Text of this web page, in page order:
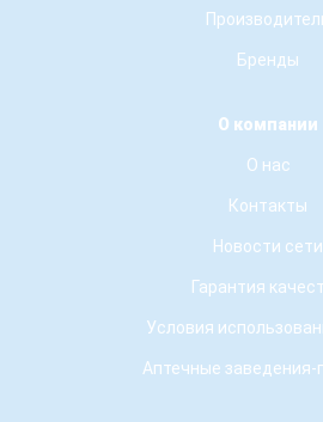
Бренды
О компании
О нас
Контакты
Новости сети
Гарантия
Условия
Аптечные заведения-